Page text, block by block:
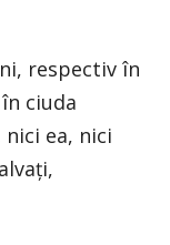
respectiv în
ciuda
ea, nici